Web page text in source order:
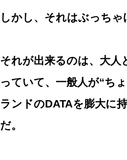
しかし、それはぶっちゃ
それが出来るのは、大人
っていて、一般人が“ち
ランドのDATAを膨大に
だ。